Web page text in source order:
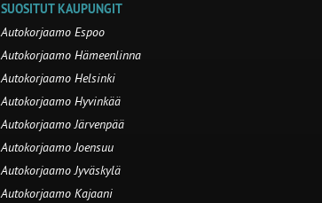
SUOSITUT KAUPUNGIT
Autokorjaamo Espoo
Autokorjaamo Hämeenlinna
Autokorjaamo Helsinki
Autokorjaamo Hyvinkää
Autokorjaamo Järvenpää
Autokorjaamo Joensuu
Autokorjaamo Jyväskylä
Autokorjaamo Kajaani